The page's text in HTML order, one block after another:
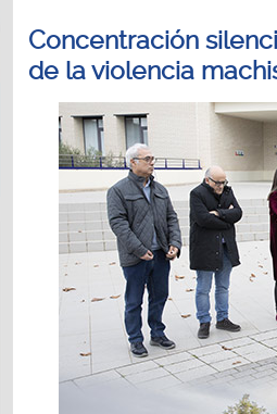
Concentración
de la violencia